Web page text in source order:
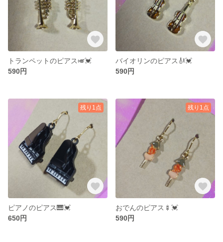
トランペットのピアス🎺💓
590円
バイオリンのピアス🎻💓
590円
残り1点
ピアノのピアス🎹💓
650円
残り1点
おでんのピアス🍢💓
590円